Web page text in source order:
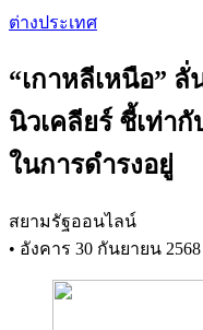
Skip
content
ต่างประเทศ
“เกาหลีเหนือ”
นิวเคลียร์ ชี้เท่า
ในการดำรงอยู่
สยามรัฐออนไลน์
• อังคาร 30 กันยายน 2568